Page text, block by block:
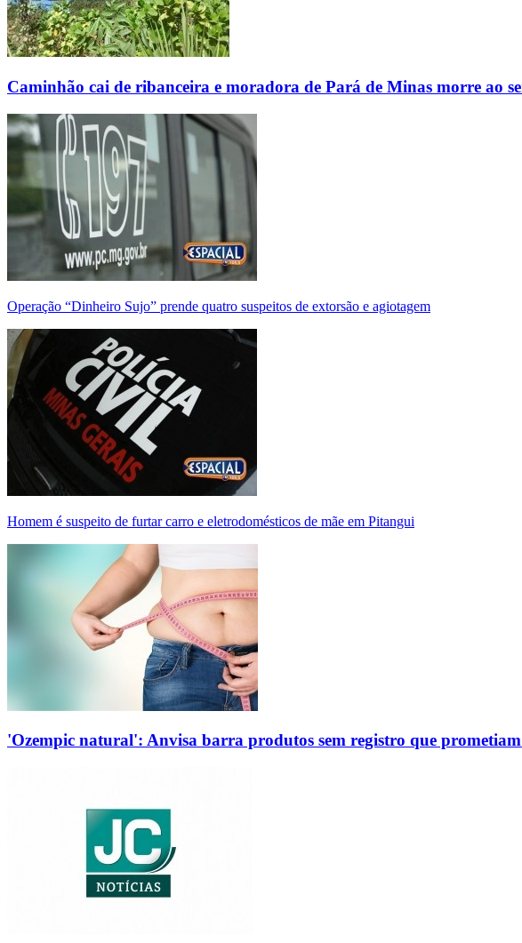
Caminhão cai de ribanceira e moradora de Pará de Minas morre ao
Operação “Dinheiro Sujo” prende quatro suspeitos de extorsão e agiotagem
Homem é suspeito de furtar carro e eletrodomésticos de mãe em Pitangui
'Ozempic natural': Anvisa barra produtos sem registro que